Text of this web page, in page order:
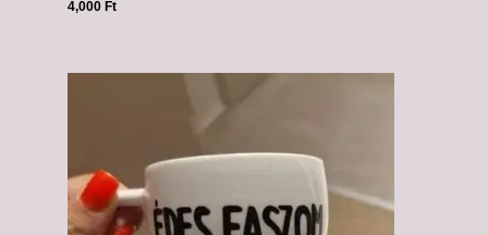
4,000 Ft